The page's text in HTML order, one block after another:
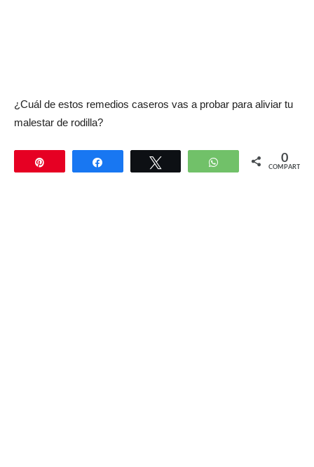
¿Cuál de estos remedios caseros vas a probar para aliviar tu
malestar de rodilla?
Compartir WhatsApp 0
COMPARTIR